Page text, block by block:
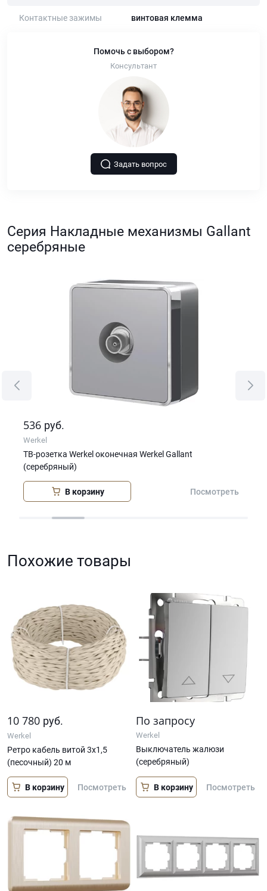
Контактные зажимы винтовая клемма
Помочь с выбором?
Консультант
Задать вопрос
Серия Накладные механизмы Gallant
серебряные
536 руб.
Werkel
ТВ-розетка Werkel оконечная Werkel Gallant
(серебряный)
В корзину Посмотреть
Похожие товары
10 780 руб.
Werkel
Ретро кабель витой 3х1,5
(песочный) 20 м
В корзину Посмотреть
По запросу
Werkel
Выключатель жалюзи
(серебряный)
В корзину Посмотреть